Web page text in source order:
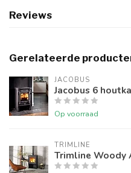
Reviews
Gerelateerde
JACOBUS
Jacobus 6
Op voorraad
TRIMLINE
Trimline Woody